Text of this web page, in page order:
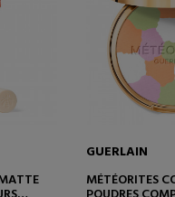
GUERLAIN
MÉTÉORITES